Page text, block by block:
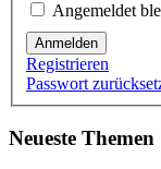
Angemeldet
Anmelden
Registrieren
Passwort
Neueste Themen